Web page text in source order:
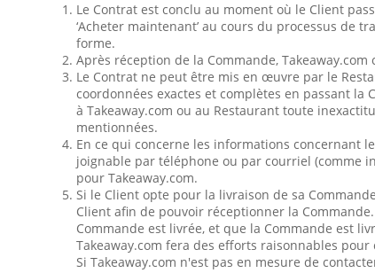
Le Contrat est conclu au moment où le Client
‘Acheter maintenant’ au cours du processus de
forme.
Après réception de la Commande,
Le Contrat ne peut être mis en œuvre par le
coordonnées exactes et complètes en passant la
à Takeaway.com ou au Restaurant toute
mentionnées.
En ce qui concerne les informations concernant
joignable par téléphone ou par courriel (comme
pour Takeaway.com.
Si le Client opte pour la livraison de sa
Client afin de pouvoir réceptionner la
Commande est livrée, et que la Commande est
Takeaway.com fera des efforts raisonnables
Si Takeaway.com n'est pas en mesure de